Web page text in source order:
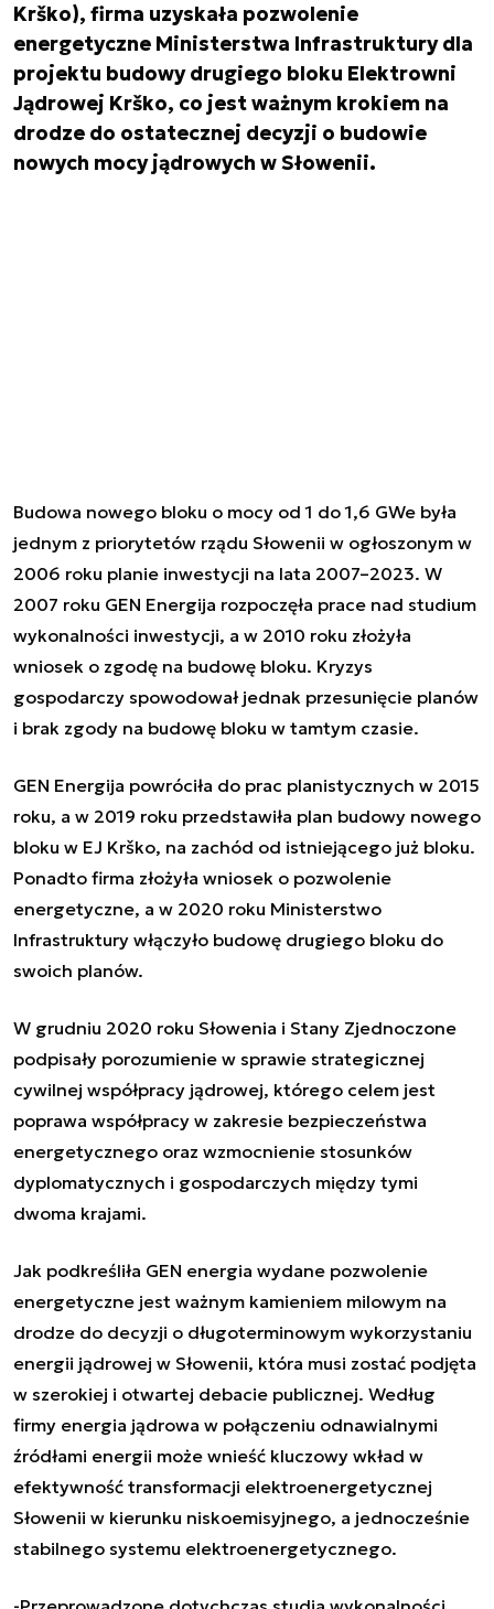
Krško), firma uzyskała pozwolenie
energetyczne Ministerstwa Infrastruktury dla
projektu budowy drugiego bloku Elektrowni
Jądrowej Krško, co jest ważnym krokiem na
drodze do ostatecznej decyzji o budowie
nowych mocy jądrowych w Słowenii.
Budowa nowego bloku o mocy od 1 do 1,6 GWe była
jednym z priorytetów rządu Słowenii w ogłoszonym w
2006 roku planie inwestycji na lata 2007–2023. W
2007 roku GEN Energija rozpoczęła prace nad studium
wykonalności inwestycji, a w 2010 roku złożyła
wniosek o zgodę na budowę bloku. Kryzys
gospodarczy spowodował jednak przesunięcie planów
i brak zgody na budowę bloku w tamtym czasie.
GEN Energija powróciła do prac planistycznych w 2015
roku, a w 2019 roku przedstawiła plan budowy nowego
bloku w EJ Krško, na zachód od istniejącego już bloku.
Ponadto firma złożyła wniosek o pozwolenie
energetyczne, a w 2020 roku Ministerstwo
Infrastruktury włączyło budowę drugiego bloku do
swoich planów.
W grudniu 2020 roku Słowenia i Stany Zjednoczone
podpisały porozumienie w sprawie strategicznej
cywilnej współpracy jądrowej, którego celem jest
poprawa współpracy w zakresie bezpieczeństwa
energetycznego oraz wzmocnienie stosunków
dyplomatycznych i gospodarczych między tymi
dwoma krajami.
Jak podkreśliła GEN energia wydane pozwolenie
energetyczne jest ważnym kamieniem milowym na
drodze do decyzji o długoterminowym wykorzystaniu
energii jądrowej w Słowenii, która musi zostać podjęta
w szerokiej i otwartej debacie publicznej. Według
firmy energia jądrowa w połączeniu odnawialnymi
źródłami energii może wnieść kluczowy wkład w
efektywność transformacji elektroenergetycznej
Słowenii w kierunku niskoemisyjnego, a jednocześnie
stabilnego systemu elektroenergetycznego.